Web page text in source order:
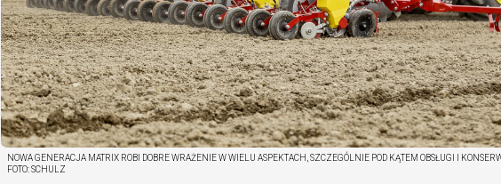
NOWA GENERACJA MATRIX ROBI DOBRE WRAŻENIE W WIELU ASPEKTACH, SZCZEGÓLNIE POD KĄTEM OBSŁUGI I
FOTO:SCHULZ